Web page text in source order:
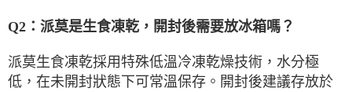
Q2 ：派莫是生食凍乾，開封後需要放冰箱嗎？
派莫生食凍乾採用特殊低溫冷凍乾燥技術，水分極
低，在未開封狀態下可常溫保存。開封後建議存放於